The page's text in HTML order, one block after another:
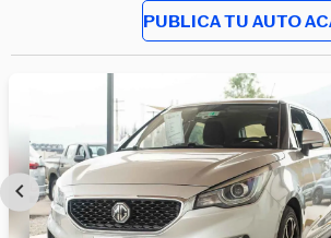
PUBLICA TU AUTO